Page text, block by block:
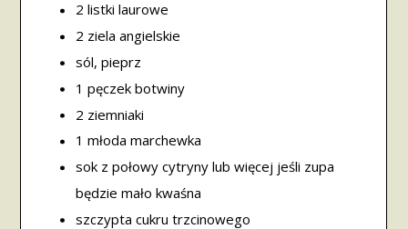
2 listki laurowe
2 ziela angielskie
sól, pieprz
1 pęczek botwiny
2 ziemniaki
1 młoda marchewka
sok z połowy cytryny lub więcej jeśli zupa
będzie mało kwaśna
szczypta cukru trzcinowego